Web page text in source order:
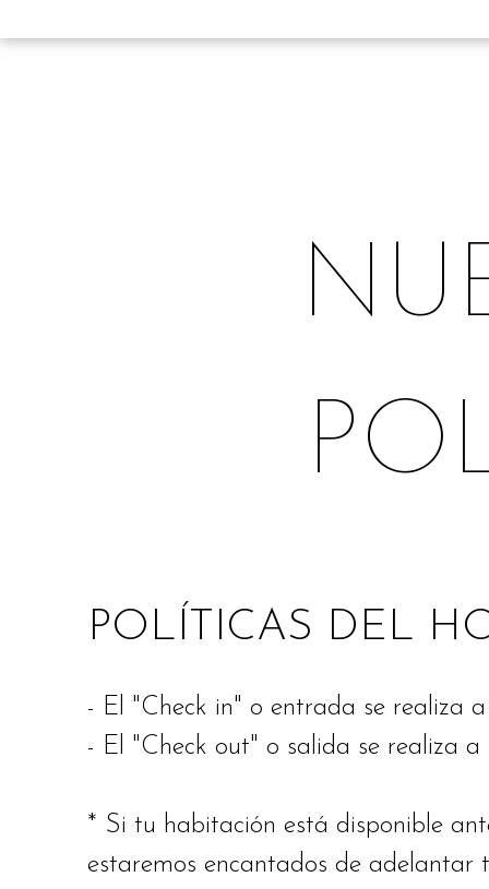
POLÍTICAS DEL
- El "Check in" o entrada se realiza
- El "Check out" o salida se realiza a
* Si tu habitación está disponible
estaremos encantados de adelantar